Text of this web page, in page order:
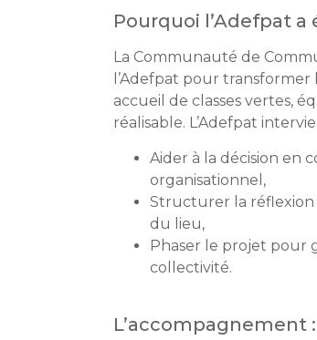
Pourquoi l’Adefpat a
La Communauté de
l’Adefpat pour
accueil de classes vertes,
réalisable. L’Adefpat
Aider à la décision en
organisationnel,
Structurer la réflexion
du lieu,
Phaser le projet pour
collectivité.
L’accompagnement